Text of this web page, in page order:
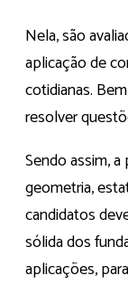
Nela, são
aplicação de
cotidianas.
resolver
Sendo assim,
geometria,
candidatos
sólida dos
aplicações,